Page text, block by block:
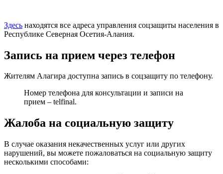
Здесь находятся все адреса управления соцзащиты населения в
Республике Северная Осетия-Алания.
Запись на прием через телефон
Жителям Алагира доступна запись в соцзащиту по телефону.
Номер телефона для консультации и записи на
прием – telfinal.
Жалоба на социальную защиту
В случае оказания некачественных услуг или других
нарушений, вы можете пожаловаться на социальную защиту
несколькими способами: